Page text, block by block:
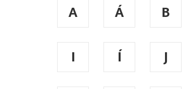
A Á B
I
Í J